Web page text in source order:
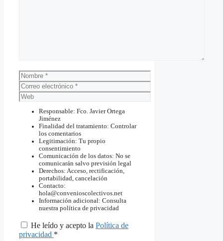
Nombre
Correo
electrónico
Web
Responsable: Fco. Javier Ortega
Jiménez
Finalidad del tratamiento: Controlar
los comentarios
Legitimación: Tu propio
consentimiento
Comunicación de los datos: No se
comunicarán salvo previsión legal
Derechos: Acceso, rectificación,
portabilidad, cancelación
Contacto:
hola@convenioscolectivos.net
Información adicional: Consulta
nuestra política de privacidad
He leído y acepto la Política de
privacidad *